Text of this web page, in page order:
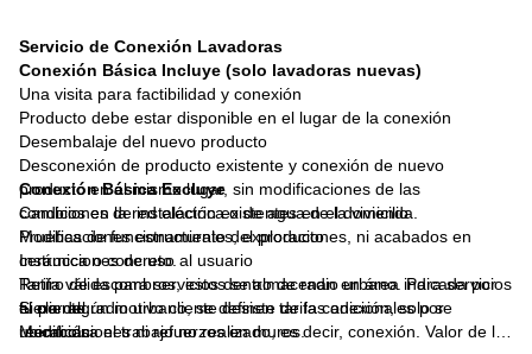
Servicio de Conexión Lavadoras
Conexión Básica Incluye (solo lavadoras nuevas)
Una visita para factibilidad y conexión
Producto debe estar disponible en el lugar de la conexión
Desembalaje del nuevo producto
Desconexión de producto existente y conexión de nuevo
producto en el mismo lugar, sin modificaciones de las
condiciones de instalación existentes en el domicilio
Pruebas de funcionamiento del producto
Instrucciones de uso al usuario
Tarifa válida para servicios dentro de radio urbano. Para servicios
fuera del radio urbano, se definen tarifas adicionales por
ubicación.
Conexión Básica Excluye
Cambios en la red eléctrica o de agua de la vivienda.
Modificaciones estructurales, exploraciones, ni acabados en
cerámica o concreto.
Retiro de escombros, estos se almacenan en área indicada por
el cliente.
Modificaciones ni refuerzos en muros.
Si por algún motivo cliente desiste de la conexión, solo se
reembolsa el trabajo no realizado, es decir, conexión. Valor de la